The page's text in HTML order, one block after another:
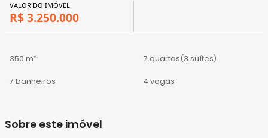
VALOR DO IMÓVEL
R$ 3.250.000
350 m² 7 quartos(3 suítes)
7 banheiros 4 vagas
Sobre este imóvel